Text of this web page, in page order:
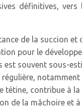
définitives, vers
de la succion et
pour le
est souvent sous-
régulière, notamment
tétine, contribue à la
de la mâchoire et à